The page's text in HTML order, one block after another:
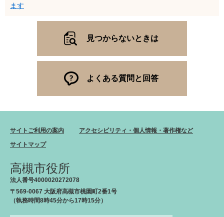
ます
見つからないときは
よくある質問と回答
サイトご利用の案内
アクセシビリティ・個人情報・著作権など
サイトマップ
高槻市役所
法人番号4000020272078
〒569-0067 大阪府高槻市桃園町2番1号
（執務時間8時45分から17時15分）